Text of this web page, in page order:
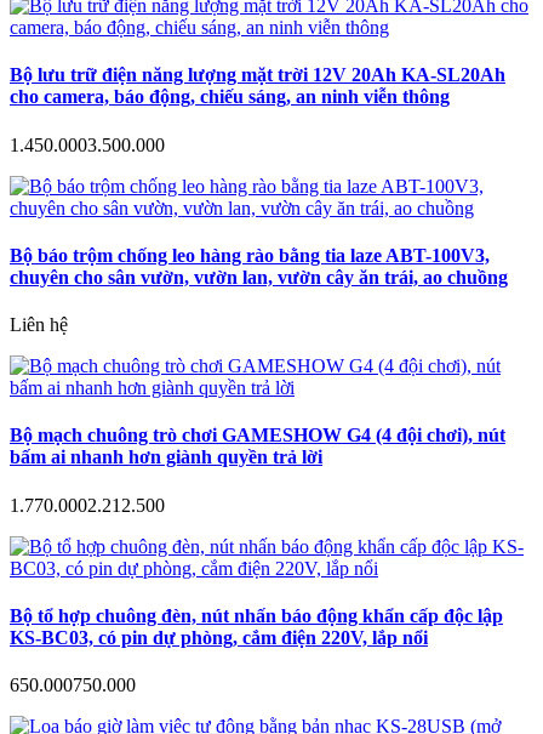
Bộ lưu trữ điện năng lượng mặt trời 12V 20Ah KA-SL20Ah
cho camera, báo động, chiếu sáng, an ninh viễn thông
1.450.0003.500.000
Bộ báo trộm chống leo hàng rào bằng tia laze ABT-100V3,
chuyên cho sân vườn, vườn lan, vườn cây ăn trái, ao chuồng
Liên hệ
Bộ mạch chuông trò chơi GAMESHOW G4 (4 đội chơi), nút
bấm ai nhanh hơn giành quyền trả lời
1.770.0002.212.500
Bộ tổ hợp chuông đèn, nút nhấn báo động khẩn cấp độc lập
KS-BC03, có pin dự phòng, cắm điện 220V, lắp nổi
650.000750.000